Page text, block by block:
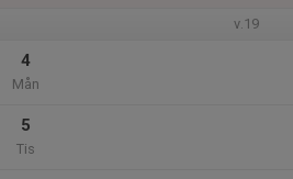
v.19
4
Mån
5
Tis